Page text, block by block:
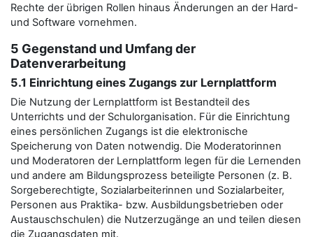
Rechte der übrigen Rollen hinaus Änderungen an der Hard-
und Software vornehmen.
5 Gegenstand und Umfang der
Datenverarbeitung
5.1 Einrichtung eines Zugangs zur Lernplattform
Die Nutzung der Lernplattform ist Bestandteil des
Unterrichts und der Schulorganisation. Für die Einrichtung
eines persönlichen Zugangs ist die elektronische
Speicherung von Daten notwendig. Die Moderatorinnen
und Moderatoren der Lernplattform legen für die Lernenden
und andere am Bildungsprozess beteiligte Personen (z. B.
Sorgeberechtigte, Sozialarbeiterinnen und Sozialarbeiter,
Personen aus Praktika- bzw. Ausbildungsbetrieben oder
Austauschschulen) die Nutzerzugänge an und teilen diesen
die Zugangsdaten mit.